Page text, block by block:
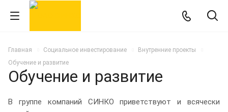
Главная Социальное инвестирование
Внутренние проекты
Обучение и развитие
Обучение и развитие
В группе компаний СИНКО приветствуют и всячески